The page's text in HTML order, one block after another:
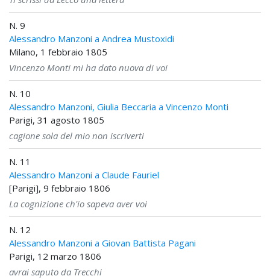
N. 9
Alessandro Manzoni a Andrea Mustoxidi
Milano, 1 febbraio 1805
Vincenzo Monti mi ha dato nuova di voi
N. 10
Alessandro Manzoni, Giulia Beccaria a Vincenzo Monti
Parigi, 31 agosto 1805
cagione sola del mio non iscriverti
N. 11
Alessandro Manzoni a Claude Fauriel
[Parigi], 9 febbraio 1806
La cognizione ch'io sapeva aver voi
N. 12
Alessandro Manzoni a Giovan Battista Pagani
Parigi, 12 marzo 1806
avrai saputo da Trecchi